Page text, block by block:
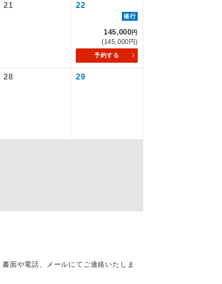
21 22
催行
145,000円
(145,000円)
予約する
28 29
面や電話、メールにてご連絡いたしま